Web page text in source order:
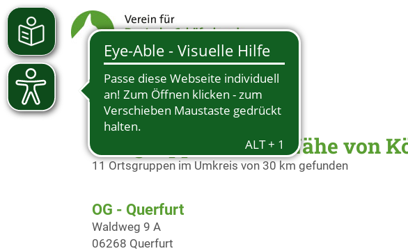
Ortsgruppen in der Nähe von
11 Ortsgruppen im Umkreis von 30 km gefunden
OG - Querfurt
Waldweg 9 A
06268 Querfurt